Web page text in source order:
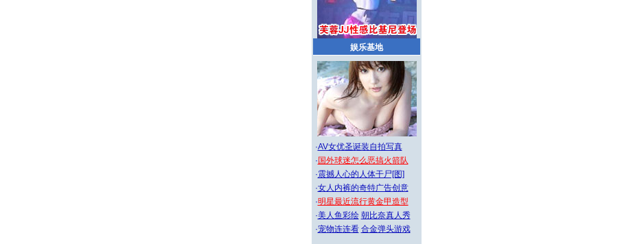
娱乐基地
·AV女优圣诞装自拍写真
· 国外球迷怎么恶搞火箭队
·震撼人心的人体干尸[图]
·女人内裤的奇特广告创意
·明星最近流行黄金甲造型
·美人鱼彩绘 朝比奈真人秀
·宠物连连看 合金弹头游戏